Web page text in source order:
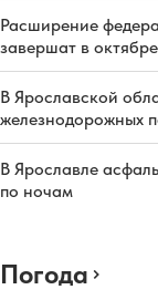
Расширение
завершат в октябре
В Ярославской
железнодорожных
В Ярославле
по ночам
Погода